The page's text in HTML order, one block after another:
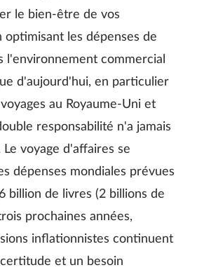
le bien-être de vos
optimisant les dépenses de
l'environnement commercial
d'aujourd'hui, en particulier
au Royaume-Uni et
responsabilité n'a jamais
voyage d'affaires se
dépenses mondiales prévues
billion de livres (2 billions de
prochaines années,
inflationnistes continuent
et un besoin